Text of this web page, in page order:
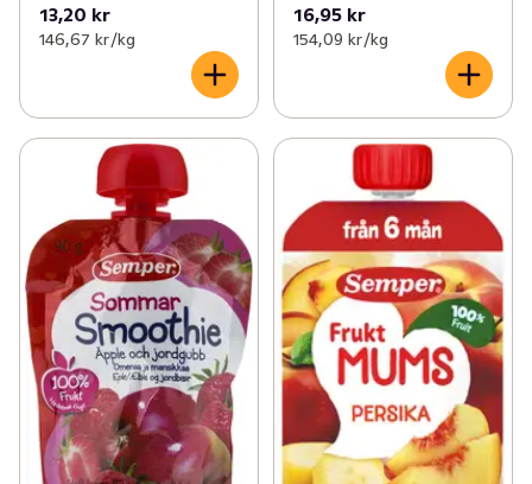
13,20 kr
146,67 kr /kg
16,95 kr
154,09 kr /kg